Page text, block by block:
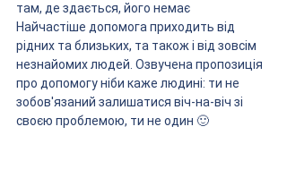
там, де здається, його немає
Найчастіше допомога приходить від
рідних та близьких, та також і від зовсім
незнайомих людей. Озвучена пропозиція
про допомогу ніби каже людині: ти не
зобов'язаний залишатися віч-на-віч зі
своєю проблемою, ти не один 🙂